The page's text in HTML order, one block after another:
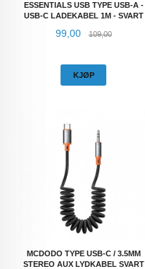
ESSENTIALS USB TYPE USB-A -
USB-C LADEKABEL 1M - SVART
Tilbud
99,00 109,00Rabatt
KJØP
MCDODO TYPE USB-C / 3.5MM
STEREO AUX LYDKABEL SVART